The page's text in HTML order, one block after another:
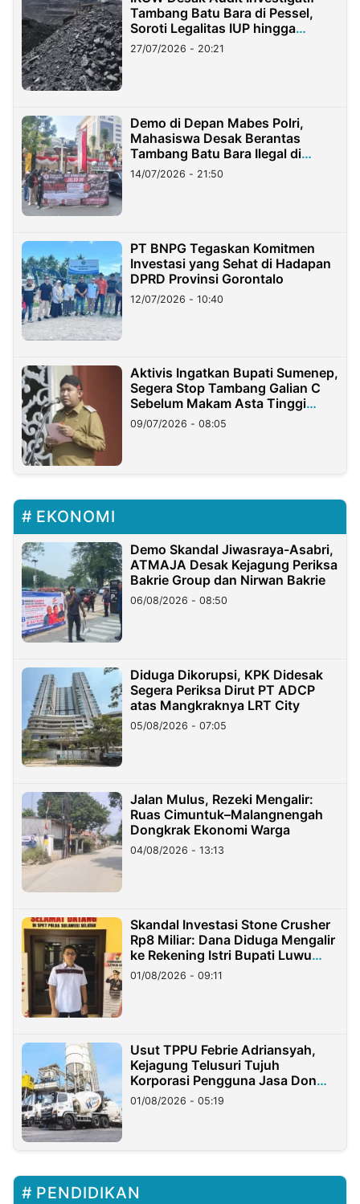
Tambang Batu Bara di Pessel,
Soroti Legalitas IUP hingga
Stockpile
27/07/2026 - 20:21
Demo di Depan Mabes Polri,
Mahasiswa Desak Berantas
Tambang Batu Bara Ilegal di
Lampung
14/07/2026 - 21:50
PT BNPG Tegaskan Komitmen
Investasi yang Sehat di Hadapan
DPRD Provinsi Gorontalo
12/07/2026 - 10:40
Aktivis Ingatkan Bupati Sumenep,
Segera Stop Tambang Galian C
Sebelum Makam Asta Tinggi
Longsor
09/07/2026 - 08:05
EKONOMI
Demo Skandal Jiwasraya-Asabri,
ATMAJA Desak Kejagung Periksa
Bakrie Group dan Nirwan Bakrie
06/08/2026 - 08:50
Diduga Dikorupsi, KPK Didesak
Segera Periksa Dirut PT ADCP
atas Mangkraknya LRT City
05/08/2026 - 07:05
Jalan Mulus, Rezeki Mengalir:
Ruas Cimuntuk–Malangnengah
Dongkrak Ekonomi Warga
04/08/2026 - 13:13
Skandal Investasi Stone Crusher
Rp8 Miliar: Dana Diduga Mengalir
ke Rekening Istri Bupati Luwu
Timur
01/08/2026 - 09:11
Usut TPPU Febrie Adriansyah,
Kejagung Telusuri Tujuh
Korporasi Pengguna Jasa Don
Ritto
01/08/2026 - 05:19
PENDIDIKAN